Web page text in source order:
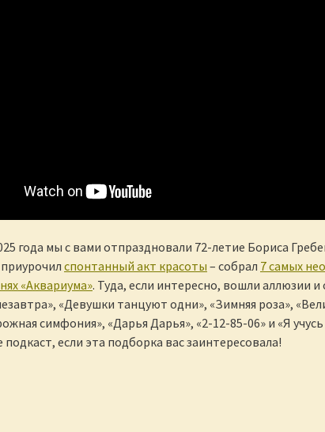
года мы с вами отпраздновали 72-летие Бориса
спонтанный акт красоты – собрал 7 самых
«Аквариума». Туда, если интересно, вошли аллюзии и
«Девушки танцуют одни», «Зимняя роза»,
симфония», «Дарья Дарья», «2-12-85-06» и «Я
если эта подборка вас заинтересовала!